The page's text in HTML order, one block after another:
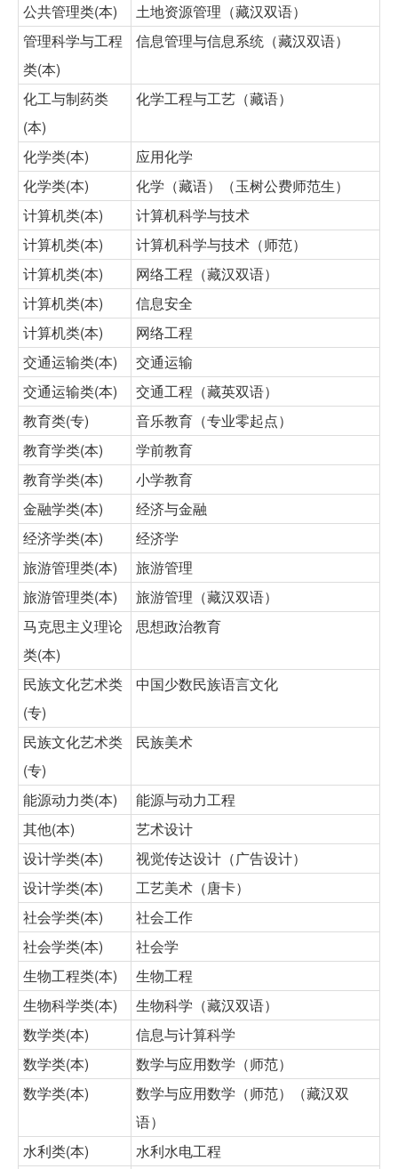
公共管理类(本)
土地资源管理（藏汉双语）
管理科学与工程
类(本)
信息管理与信息系统（藏汉双语）
化工与制药类
(本)
化学工程与工艺（藏语）
化学类(本)
应用化学
化学类(本)
化学（藏语）（玉树公费师范生）
计算机类(本)
计算机科学与技术
计算机类(本)
计算机科学与技术（师范）
计算机类(本)
网络工程（藏汉双语）
计算机类(本)
信息安全
计算机类(本)
网络工程
交通运输类(本)
交通运输
交通运输类(本)
交通工程（藏英双语）
教育类(专)
音乐教育（专业零起点）
教育学类(本)
学前教育
教育学类(本)
小学教育
金融学类(本)
经济与金融
经济学类(本)
经济学
旅游管理类(本)
旅游管理
旅游管理类(本)
旅游管理（藏汉双语）
马克思主义理论
类(本)
思想政治教育
民族文化艺术类
(专)
中国少数民族语言文化
民族文化艺术类
(专)
民族美术
能源动力类(本)
能源与动力工程
其他(本)
艺术设计
设计学类(本)
视觉传达设计（广告设计）
设计学类(本)
工艺美术（唐卡）
社会学类(本)
社会工作
社会学类(本)
社会学
生物工程类(本)
生物工程
生物科学类(本)
生物科学（藏汉双语）
数学类(本)
信息与计算科学
数学类(本)
数学与应用数学（师范）
数学类(本)
数学与应用数学（师范）（藏汉双
语）
水利类(本)
水利水电工程